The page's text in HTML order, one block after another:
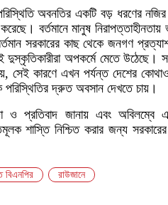
অবনতির একটি বড় ধরণের
বর্তমানে মানুষ
সরকারের কাছ থেকে জনগণ
দুস্কৃতিকারীরা অপকর্মে মেতে উঠেছে।
সেই কারণে এখন পর্যন্ত দেশের
দ্রুত অবসান দেখতে চায়।
ও প্রতিবাদ জানায় এবং অবিলম্বে
শাস্তি নিশ্চিত করার জন্য
বিএনপির
রাউজানে